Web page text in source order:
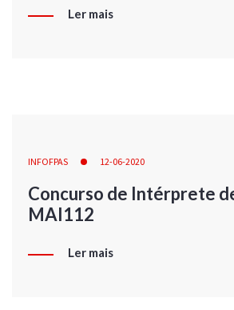
Ler mais
INFOFPAS 12-06-2020
Concurso de Intérprete
MAI112
Ler mais